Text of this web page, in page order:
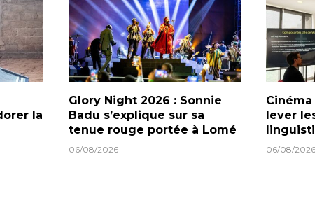
la
Glory Night 2026 : Sonnie
Badu s’explique sur sa
tenue rouge portée à Lomé
06/08/2026
lever
06/08/2026